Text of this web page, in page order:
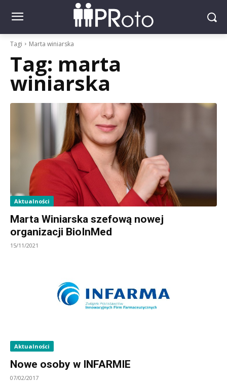
Tagi Marta winiarska
Tag: marta
winiarska
Aktualności
Marta Winiarska szefową nowej
organizacji BioInMed
15/11/2021
Aktualności
Nowe osoby w INFARMIE
07/02/2017